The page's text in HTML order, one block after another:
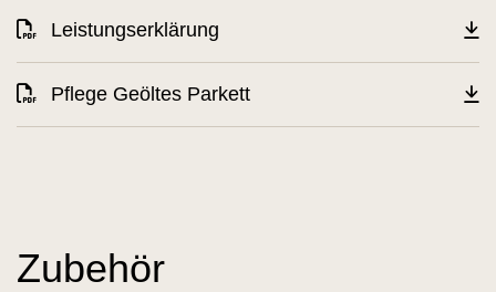
Leistungserklärung
Pflege Geöltes Parkett
Zubehör